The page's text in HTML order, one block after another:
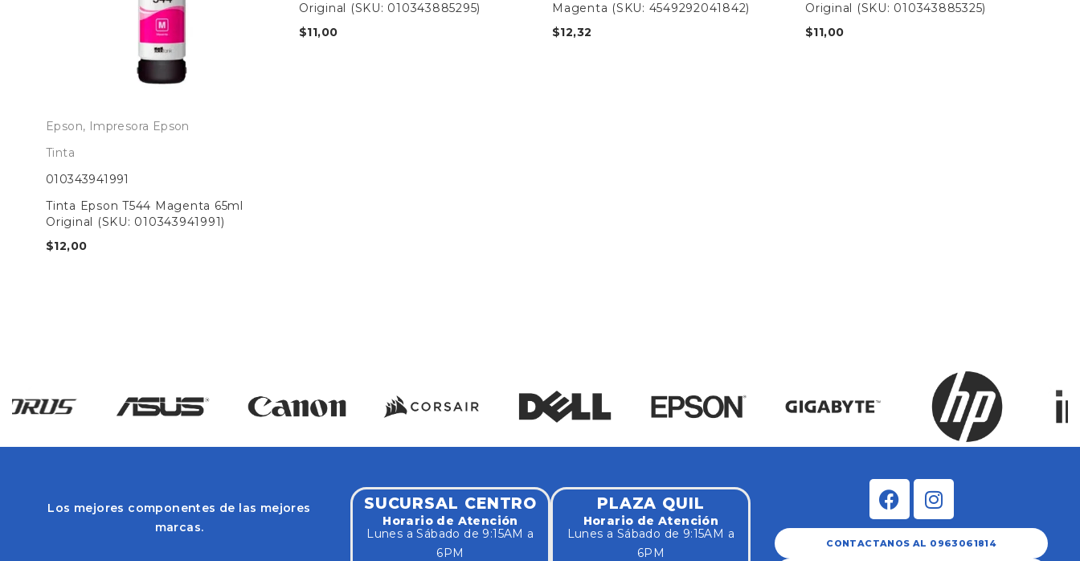
Epson,
Impresora Epson
Tinta
010343941991
Tinta Epson T544 Magenta 65ml
Original (SKU: 010343941991)
$12,00
Original (SKU: 010343885295)
$11,00
Magenta (SKU: 4549292041842)
$12,32
Original (SKU: 010343885325)
$11,00
Los mejores componentes de las mejores
marcas.
SUCURSAL CENTRO
Horario de Atención
Lunes a Sábado de 9:15AM a
6PM
PLAZA QUIL
Horario de Atención
Lunes a Sábado de 9:15AM a
6PM
CONTACTANOS AL 0963061814